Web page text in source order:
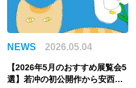
NEWS 2026.05.04
【2026年5月のおすすめ展覧会5
選】若冲の初公開作から安西水